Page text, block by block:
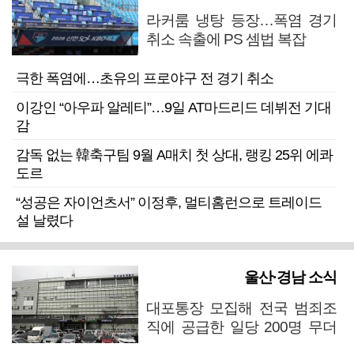
라커룸 냉탕 등장…폭염 경기
취소 속출에 PS 셈법 복잡
극한 폭염에…초유의 프로야구 전 경기 취소
이강인 “아우파 알레티”…9일 AT마드리드 데뷔전 기대
감
감독 없는 韓축구팀 9월 A매치 첫 상대, 랭킹 25위 에콰
도르
“성공은 자이언츠서” 이정후, 멀티홈런으로 트레이드
설 날렸다
울산·경남 소식
대포통장 모집해 전국 범죄조
직에 공급한 일당 200명 무더